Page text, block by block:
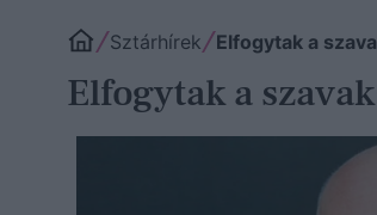
Sztárhírek Elfogytak a
Elfogytak a